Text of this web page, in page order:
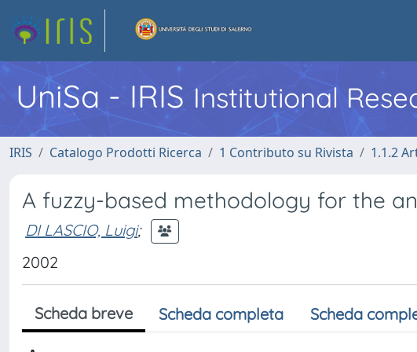
UniSa - IRIS Institutional
IRIS Catalogo Prodotti Ricerca 1 Contributo su Rivista 1.1.2
A fuzzy-based methodology for the
DI LASCIO, Luigi;
2002
Scheda breve Scheda completa Scheda